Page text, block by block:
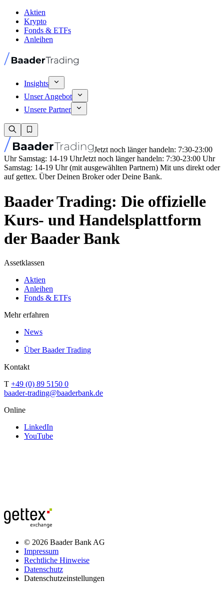
Aktien
Krypto
Fonds & ETFs
Anleihen
Insights
Unser Angebot
Unsere Partner
Jetzt noch länger handeln: 7:30-23:00
Uhr Samstag: 14-19 UhrJetzt noch länger handeln: 7:30-23:00 Uhr
Samstag: 14-19 Uhr (mit ausgewählten Partnern) Mit uns direkt oder
auf gettex. Über Deinen Broker oder Deine Bank.
Baader Trading: Die offizielle
Kurs- und Handelsplattform
der Baader Bank
Assetklassen
Aktien
Anleihen
Fonds & ETFs
Mehr erfahren
News
Über Baader Trading
Kontakt
T +49 (0) 89 5150 0
baader-trading@baaderbank.de
Online
LinkedIn
YouTube
© 2026 Baader Bank AG
Impressum
Rechtliche Hinweise
Datenschutz
Datenschutzeinstellungen